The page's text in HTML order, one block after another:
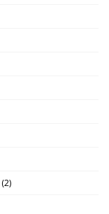
(2)